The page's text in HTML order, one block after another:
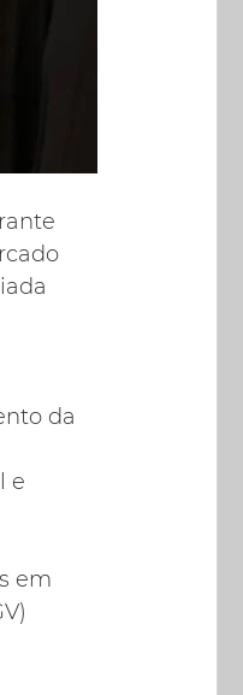
da
e
em